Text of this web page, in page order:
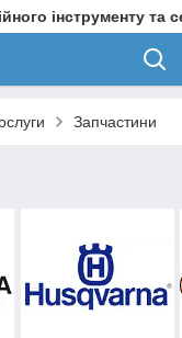
інструменту та
Запчастини